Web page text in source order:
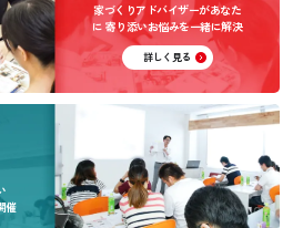
家づくりアドバイザーがあなた
に 寄り添いお悩みを一緒に解決
詳しく見る
催